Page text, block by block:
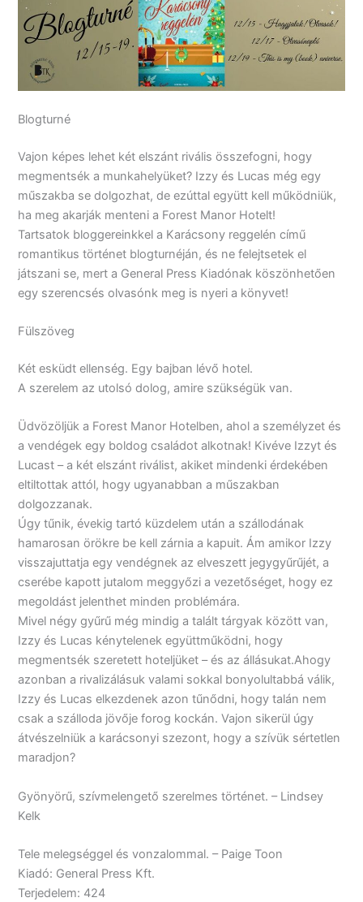
Blogturné
Vajon képes lehet két elszánt rivális összefogni, hogy
megmentsék a munkahelyüket? Izzy és Lucas még egy
műszakba se dolgozhat, de ezúttal együtt kell működniük,
ha meg akarják menteni a Forest Manor Hotelt!
Tartsatok bloggereinkkel a Karácsony reggelén című
romantikus történet blogturnéján, és ne felejtsetek el
játszani se, mert a General Press Kiadónak köszönhetően
egy szerencsés olvasónk meg is nyeri a könyvet!
Fülszöveg
Két esküdt ellenség. Egy bajban lévő hotel.
A szerelem az utolsó dolog, amire szükségük van.
Üdvözöljük a Forest Manor Hotelben, ahol a személyzet és
a vendégek egy boldog családot alkotnak! Kivéve Izzyt és
Lucast – a két elszánt riválist, akiket mindenki érdekében
eltiltottak attól, hogy ugyanabban a műszakban
dolgozzanak.
Úgy tűnik, évekig tartó küzdelem után a szállodának
hamarosan örökre be kell zárnia a kapuit. Ám amikor Izzy
visszajuttatja egy vendégnek az elveszett jegygyűrűjét, a
cserébe kapott jutalom meggyőzi a vezetőséget, hogy ez
megoldást jelenthet minden problémára.
Mivel négy gyűrű még mindig a talált tárgyak között van,
Izzy és Lucas kénytelenek együttműködni, hogy
megmentsék szeretett hoteljüket – és az állásukat.Ahogy
azonban a rivalizálásuk valami sokkal bonyolultabbá válik,
Izzy és Lucas elkezdenek azon tűnődni, hogy talán nem
csak a szálloda jövője forog kockán. Vajon sikerül úgy
átvészelniük a karácsonyi szezont, hogy a szívük sértetlen
maradjon?
Gyönyörű, szívmelengető szerelmes történet. – Lindsey
Kelk
Tele melegséggel és vonzalommal. – Paige Toon
Kiadó: General Press Kft.
Terjedelem: 424